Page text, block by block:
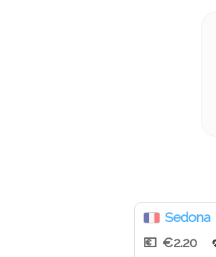
Sedona
€2.20